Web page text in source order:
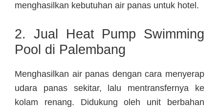
menghasilkan kebutuhan air panas untuk hotel.
2. Jual Heat Pump Swimming
Pool di Palembang
Menghasilkan air panas dengan cara menyerap
udara panas sekitar, lalu mentransfernya ke
kolam renang. Didukung oleh unit berbahan